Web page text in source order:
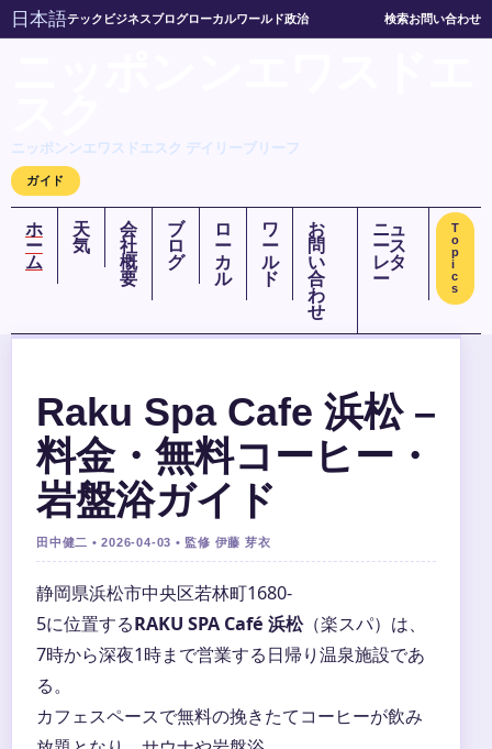
日本語テック ビジネスブログローカルワールド政治 検索お問い合わせ
ニッポンンエワスドエスク デイリーブリーフ
ガイド
ホ
ー
ム
天
気
会
社
概
要
ブ
ロ
グ
ロ
ー
カ
ル
ワ
ー
ル
ド
お
問
い
合
わ
せ
ニュ
ース
レタ
ー
T
o
p
i
c
s
Raku Spa Cafe 浜松 –
料金・無料コーヒー・
岩盤浴ガイド
田中健二 • 2026-04-03 • 監修 伊藤 芽衣
静岡県浜松市中央区若林町1680-
5に位置するRAKU SPA Café 浜松（楽スパ）は、
7時から深夜1時まで営業する日帰り温泉施設であ
る。
カフェスペースで無料の挽きたてコーヒーが飲み